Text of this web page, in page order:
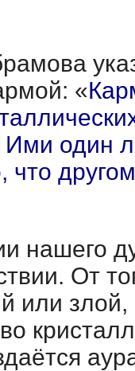
«
один
что
нашего
От
или